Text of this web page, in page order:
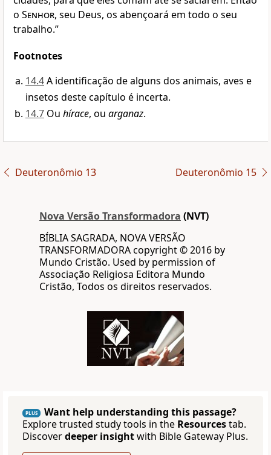
o Senhor, seu Deus, os abençoará em todo o seu
trabalho.”
Footnotes
14.4A identificação de alguns dos animais, aves e
insetos deste capítulo é incerta.
14.7 Ou hírace, ou arganaz.
Deuteronômio 13 Deuteronômio 15
Nova Versão Transformadora (NVT)
BÍBLIA SAGRADA, NOVA VERSÃO
TRANSFORMADORA copyright © 2016 by
Mundo Cristão. Used by permission of
Associação Religiosa Editora Mundo
Cristão, Todos os direitos reservados.
PLUS
Want help understanding this passage?
Explore trusted study tools in the Resourcestab.
Discoverdeeper insightwith Bible Gateway Plus.